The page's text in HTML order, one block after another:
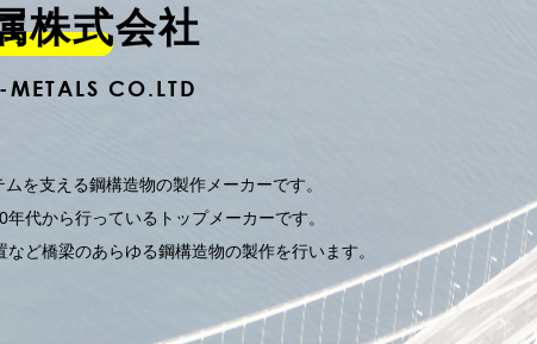
株式会社
CO.LTD
を支える鋼構造物の製作メーカーです。
代から行っているトップメーカーです。
ど橋梁のあらゆる鋼構造物の製作を行います。